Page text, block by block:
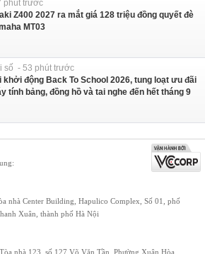
phút trước
Z400 2027 ra mắt giá 128 triệu đồng quyết đè
MT03
số - 53 phút trước
khởi động Back To School 2026, tung loạt ưu đãi
tính bảng, đồng hồ và tai nghe đến hết tháng 9
nhà Center Building, Hapulico Complex, Số 01, phố
Xuân, thành phố Hà Nội
nhà 123, số 127 Võ Văn Tần, Phường Xuân Hòa,